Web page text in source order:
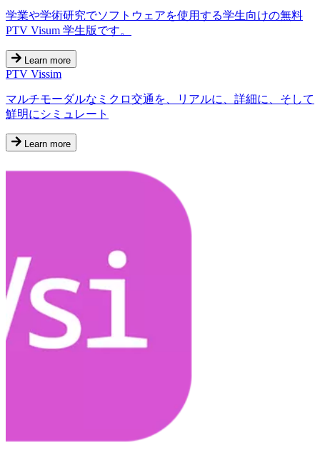
学業や学術研究でソフトウェアを使用する学生向けの無料
PTV Visum 学生版です。
Learn more
PTV Vissim
マルチモーダルなミクロ交通を、リアルに、詳細に、そして
鮮明にシミュレート
Learn more